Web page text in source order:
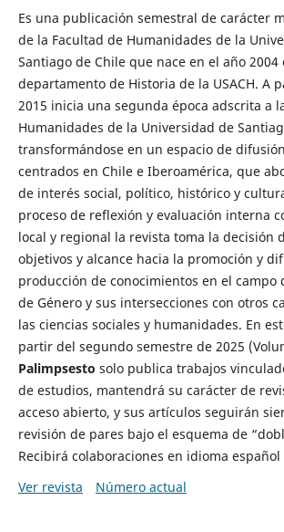
Es una publicación semestral de carácter
de la Facultad de Humanidades de la
Santiago de Chile que nace en el año 2004
departamento de Historia de la USACH. A
2015 inicia una segunda época adscrita a
Humanidades de la Universidad de
transformándose en un espacio de
centrados en Chile e Iberoamérica, que
de interés social, político, histórico y
proceso de reflexión y evaluación interna
local y regional la revista toma la decisión
objetivos y alcance hacia la promoción y
producción de conocimientos en el campo
de Género y sus intersecciones con otros
las ciencias sociales y humanidades. En
partir del segundo semestre de 2025
Palimpsesto solo publica trabajos
de estudios, mantendrá su carácter de
acceso abierto, y sus artículos seguirán
revisión de pares bajo el esquema de
Recibirá colaboraciones en idioma
Ver revista
Número actual